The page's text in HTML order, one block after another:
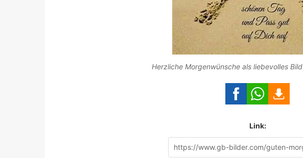
Herzliche Morgenwünsche als liebevolles
Link: